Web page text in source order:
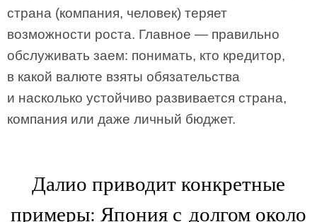
страна (компания, человек) теряет
возможности роста. Главное — правильно
обслуживать заем: понимать, кто кредитор,
в какой валюте взяты обязательства
и насколько устойчиво развивается страна,
компания или даже личный бюджет.
Далио приводит конкретные
примеры: Япония с долгом около